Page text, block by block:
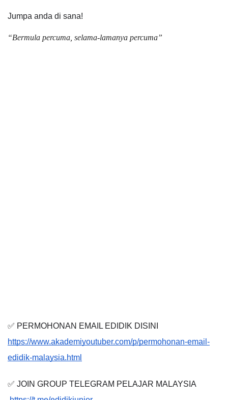
Jumpa anda di sana!
“Bermula percuma, selama-lamanya percuma”
✅ PERMOHONAN EMAIL EDIDIK DISINI
https://www.akademiyoutuber.com/p/permohonan-email-
edidik-malaysia.html
✅ JOIN GROUP TELEGRAM PELAJAR MALAYSIA